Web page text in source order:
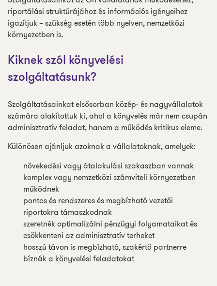
riportálási struktúrájához és információs igényeihez
igazítjuk – szükség esetén több nyelven, nemzetközi
környezetben is.
Kiknek szól könyvelési
szolgáltatásunk?
Szolgáltatásainkat elsősorban közép- és nagyvállalatok
számára alakítottuk ki, ahol a könyvelés már nem csupán
adminisztratív feladat, hanem a működés kritikus eleme.
Különösen ajánljuk azoknak a vállalatoknak, amelyek:
növekedési vagy átalakulási szakaszban vannak
komplex vagy nemzetközi számviteli környezetben
működnek
pontos és rendszeres és megbízható vezetői
riportokra támaszkodnak
szeretnék optimalizálni pénzügyi folyamataikat és
csökkenteni az adminisztratív terheket
hosszú távon is megbízható, szakértő partnerre
bíznák a könyvelési feladatokat